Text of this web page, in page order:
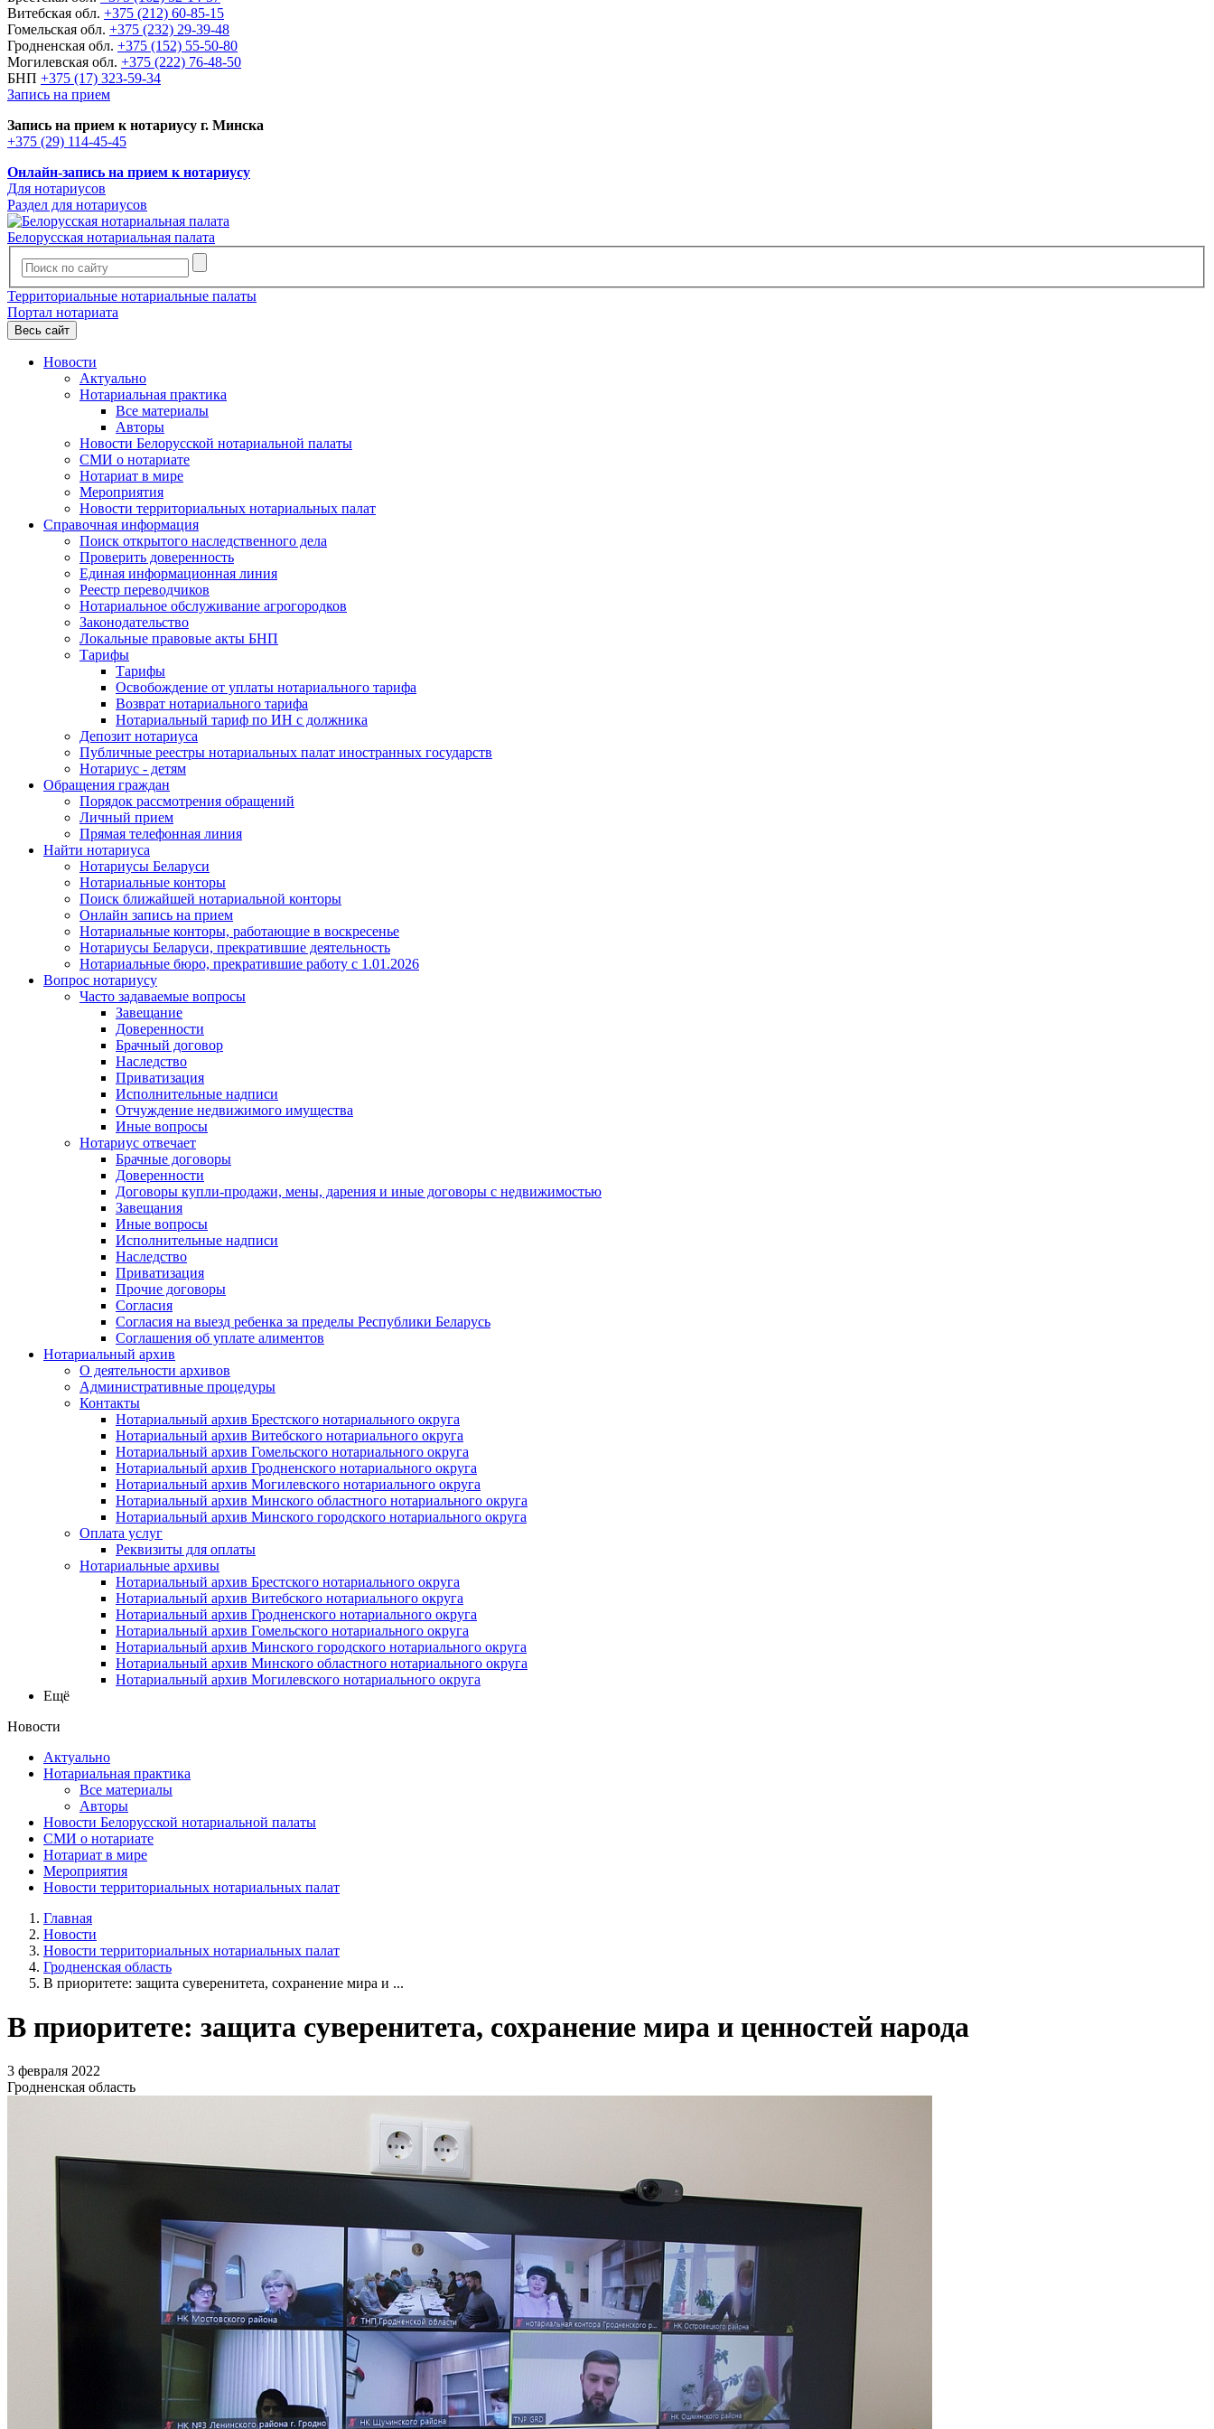
Витебская обл. +375 (212) 60-85-15
Гомельская обл. +375 (232) 29-39-48
Гродненская обл. +375 (152) 55-50-80
Могилевская обл. +375 (222) 76-48-50
БНП +375 (17) 323-59-34
Запись на прием
Запись на прием к нотариусу г. Минска
+375 (29) 114-45-45
Онлайн-запись на прием к нотариусу
Для нотариусов
Раздел для нотариусов
Белорусская нотариальная палата
Территориальные нотариальные палаты
Портал нотариата
Весь сайт
Новости
Актуально
Нотариальная практика
Все материалы
Авторы
Новости Белорусской нотариальной палаты
СМИ о нотариате
Нотариат в мире
Мероприятия
Новости территориальных нотариальных палат
Справочная информация
Поиск открытого наследственного дела
Проверить доверенность
Единая информационная линия
Реестр переводчиков
Нотариальное обслуживание агрогородков
Законодательство
Локальные правовые акты БНП
Тарифы
Тарифы
Освобождение от уплаты нотариального тарифа
Возврат нотариального тарифа
Нотариальный тариф по ИН с должника
Депозит нотариуса
Публичные реестры нотариальных палат иностранных государств
Нотариус - детям
Обращения граждан
Порядок рассмотрения обращений
Личный прием
Прямая телефонная линия
Найти нотариуса
Нотариусы Беларуси
Нотариальные конторы
Поиск ближайшей нотариальной конторы
Онлайн запись на прием
Нотариальные конторы, работающие в воскресенье
Нотариусы Беларуси, прекратившие деятельность
Нотариальные бюро, прекратившие работу с 1.01.2026
Вопрос нотариусу
Часто задаваемые вопросы
Завещание
Доверенности
Брачный договор
Наследство
Приватизация
Исполнительные надписи
Отчуждение недвижимого имущества
Иные вопросы
Нотариус отвечает
Брачные договоры
Доверенности
Договоры купли-продажи, мены, дарения и иные договоры с недвижимостью
Завещания
Иные вопросы
Исполнительные надписи
Наследство
Приватизация
Прочие договоры
Согласия
Согласия на выезд ребенка за пределы Республики Беларусь
Соглашения об уплате алиментов
Нотариальный архив
О деятельности архивов
Административные процедуры
Контакты
Нотариальный архив Брестского нотариального округа
Нотариальный архив Витебского нотариального округа
Нотариальный архив Гомельского нотариального округа
Нотариальный архив Гродненского нотариального округа
Нотариальный архив Могилевского нотариального округа
Нотариальный архив Минского областного нотариального округа
Нотариальный архив Минского городского нотариального округа
Оплата услуг
Реквизиты для оплаты
Нотариальные архивы
Нотариальный архив Брестского нотариального округа
Нотариальный архив Витебского нотариального округа
Нотариальный архив Гродненского нотариального округа
Нотариальный архив Гомельского нотариального округа
Нотариальный архив Минского городского нотариального округа
Нотариальный архив Минского областного нотариального округа
Нотариальный архив Могилевского нотариального округа
Ещё
Новости
Актуально
Нотариальная практика
Все материалы
Авторы
Новости Белорусской нотариальной палаты
СМИ о нотариате
Нотариат в мире
Мероприятия
Новости территориальных нотариальных палат
Главная
Новости
Новости территориальных нотариальных палат
Гродненская область
В приоритете: защита суверенитета, сохранение мира и ...
В приоритете: защита суверенитета, сохранение мира и ценностей народа
3 февраля 2022
Гродненская область